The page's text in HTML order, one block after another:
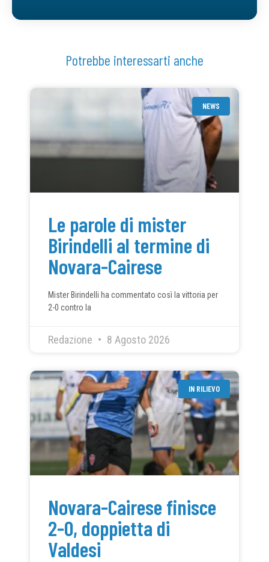
Potrebbe interessarti anche
NEWS
Le parole di mister
Birindelli al termine di
Novara-Cairese
Mister Birindelli ha commentato così la vittoria per
2-0 contro la
Redazione 8 Agosto 2026
IN RILIEVO
Novara-Cairese finisce
2-0, doppietta di
Valdesi